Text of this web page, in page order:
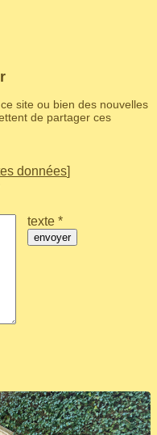
site ou bien des nouvelles
de partager ces
données]
texte *
envoyer